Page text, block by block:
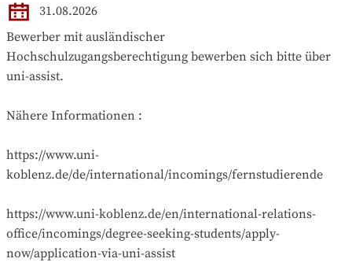
31.08.2026
Bewerber mit ausländischer
Hochschulzugangsberechtigung bewerben sich bitte über
uni-assist.
Nähere Informationen :
https://www.uni-
koblenz.de/de/international/incomings/fernstudierende
https://www.uni-koblenz.de/en/international-relations-
office/incomings/degree-seeking-students/apply-
now/application-via-uni-assist